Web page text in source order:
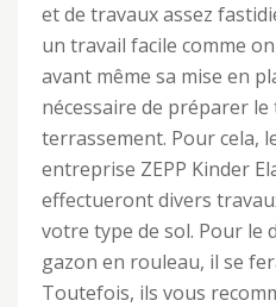
et de travaux assez
un travail facile comme
avant même sa mise en
nécessaire de préparer
terrassement. Pour cela,
entreprise ZEPP Kinder
effectueront divers
votre type de sol. Pour le
gazon en rouleau, il se
Toutefois, ils vous